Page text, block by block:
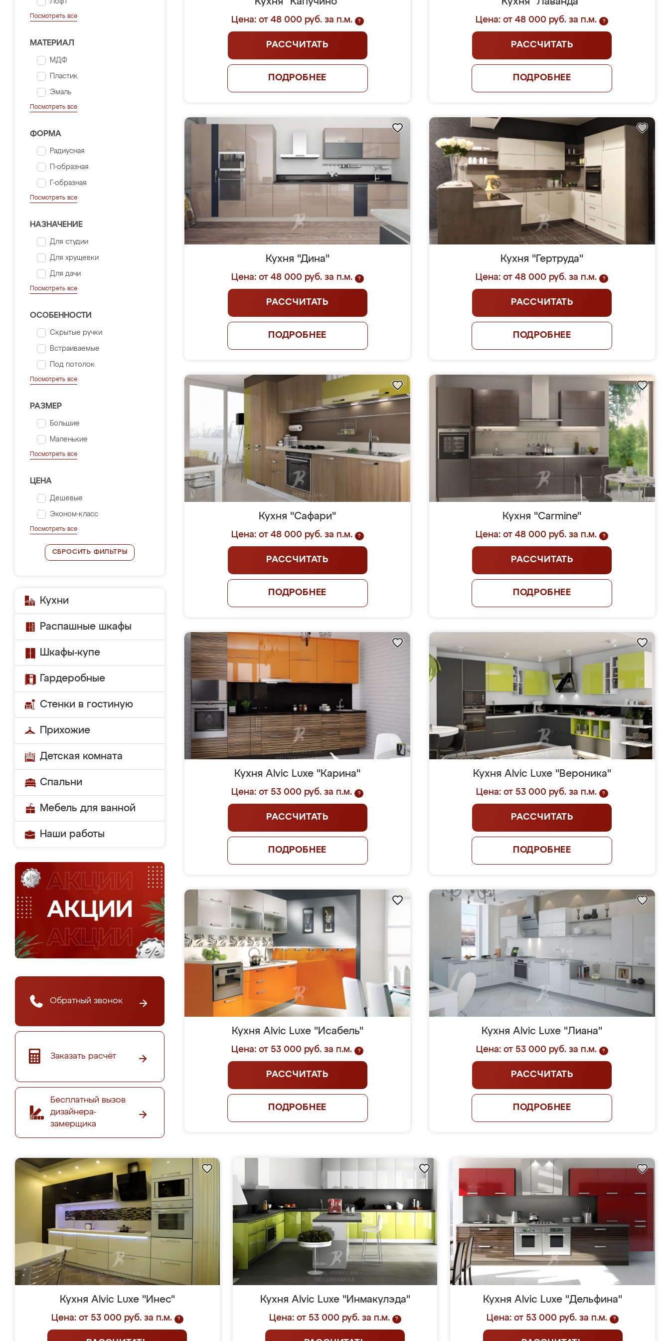
Лофт
Посмотреть все
МАТЕРИАЛ
МДФ
Пластик
Эмаль
Посмотреть все
ФОРМА
Радиусная
П-образная
Г-образная
Посмотреть все
НАЗНАЧЕНИЕ
Для студии
Для хрущевки
Для дачи
Посмотреть все
ОСОБЕННОСТИ
Скрытые ручки
Встраиваемые
Под потолок
Посмотреть все
РАЗМЕР
Большие
Маленькие
Посмотреть все
ЦЕНА
Дешевые
Эконом-класс
Посмотреть все
СБРОСИТЬ ФИЛЬТРЫ
Кухни
Распашные шкафы
Шкафы-купе
Гардеробные
Стенки в гостиную
Прихожие
Детская комната
Спальни
Мебель для ванной
Наши работы
Обратный звонок
Заказать расчёт
Бесплатный вызов
дизайнера-
замерщика
Цена: от 48 000 руб. за п.м. ?
РАССЧИТАТЬ
ПОДРОБНЕЕ
Цена: от 48 000 руб. за п.м. ?
РАССЧИТАТЬ
ПОДРОБНЕЕ
Кухня "Дина"
Цена: от 48 000 руб. за п.м. ?
РАССЧИТАТЬ
ПОДРОБНЕЕ
Кухня "Гертруда"
Цена: от 48 000 руб. за п.м. ?
РАССЧИТАТЬ
ПОДРОБНЕЕ
Кухня "Сафари"
Цена: от 48 000 руб. за п.м. ?
РАССЧИТАТЬ
ПОДРОБНЕЕ
Кухня "Carmine"
Цена: от 48 000 руб. за п.м. ?
РАССЧИТАТЬ
ПОДРОБНЕЕ
Кухня Alvic Luxe "Карина"
Цена: от 53 000 руб. за п.м. ?
РАССЧИТАТЬ
ПОДРОБНЕЕ
Кухня Alvic Luxe "Вероника"
Цена: от 53 000 руб. за п.м. ?
РАССЧИТАТЬ
ПОДРОБНЕЕ
Кухня Alvic Luxe "Исабель"
Цена: от 53 000 руб. за п.м. ?
РАССЧИТАТЬ
ПОДРОБНЕЕ
Кухня Alvic Luxe "Лиана"
Цена: от 53 000 руб. за п.м. ?
РАССЧИТАТЬ
ПОДРОБНЕЕ
Кухня Alvic Luxe "Инес"
Цена: от 53 000 руб. за п.м. ?
Кухня Alvic Luxe "Инмакулэда"
Цена: от 53 000 руб. за п.м. ?
Кухня Alvic Luxe "Дельфина"
Цена: от 53 000 руб. за п.м. ?